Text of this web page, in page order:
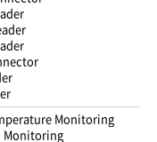
Monitoring
Monitoring